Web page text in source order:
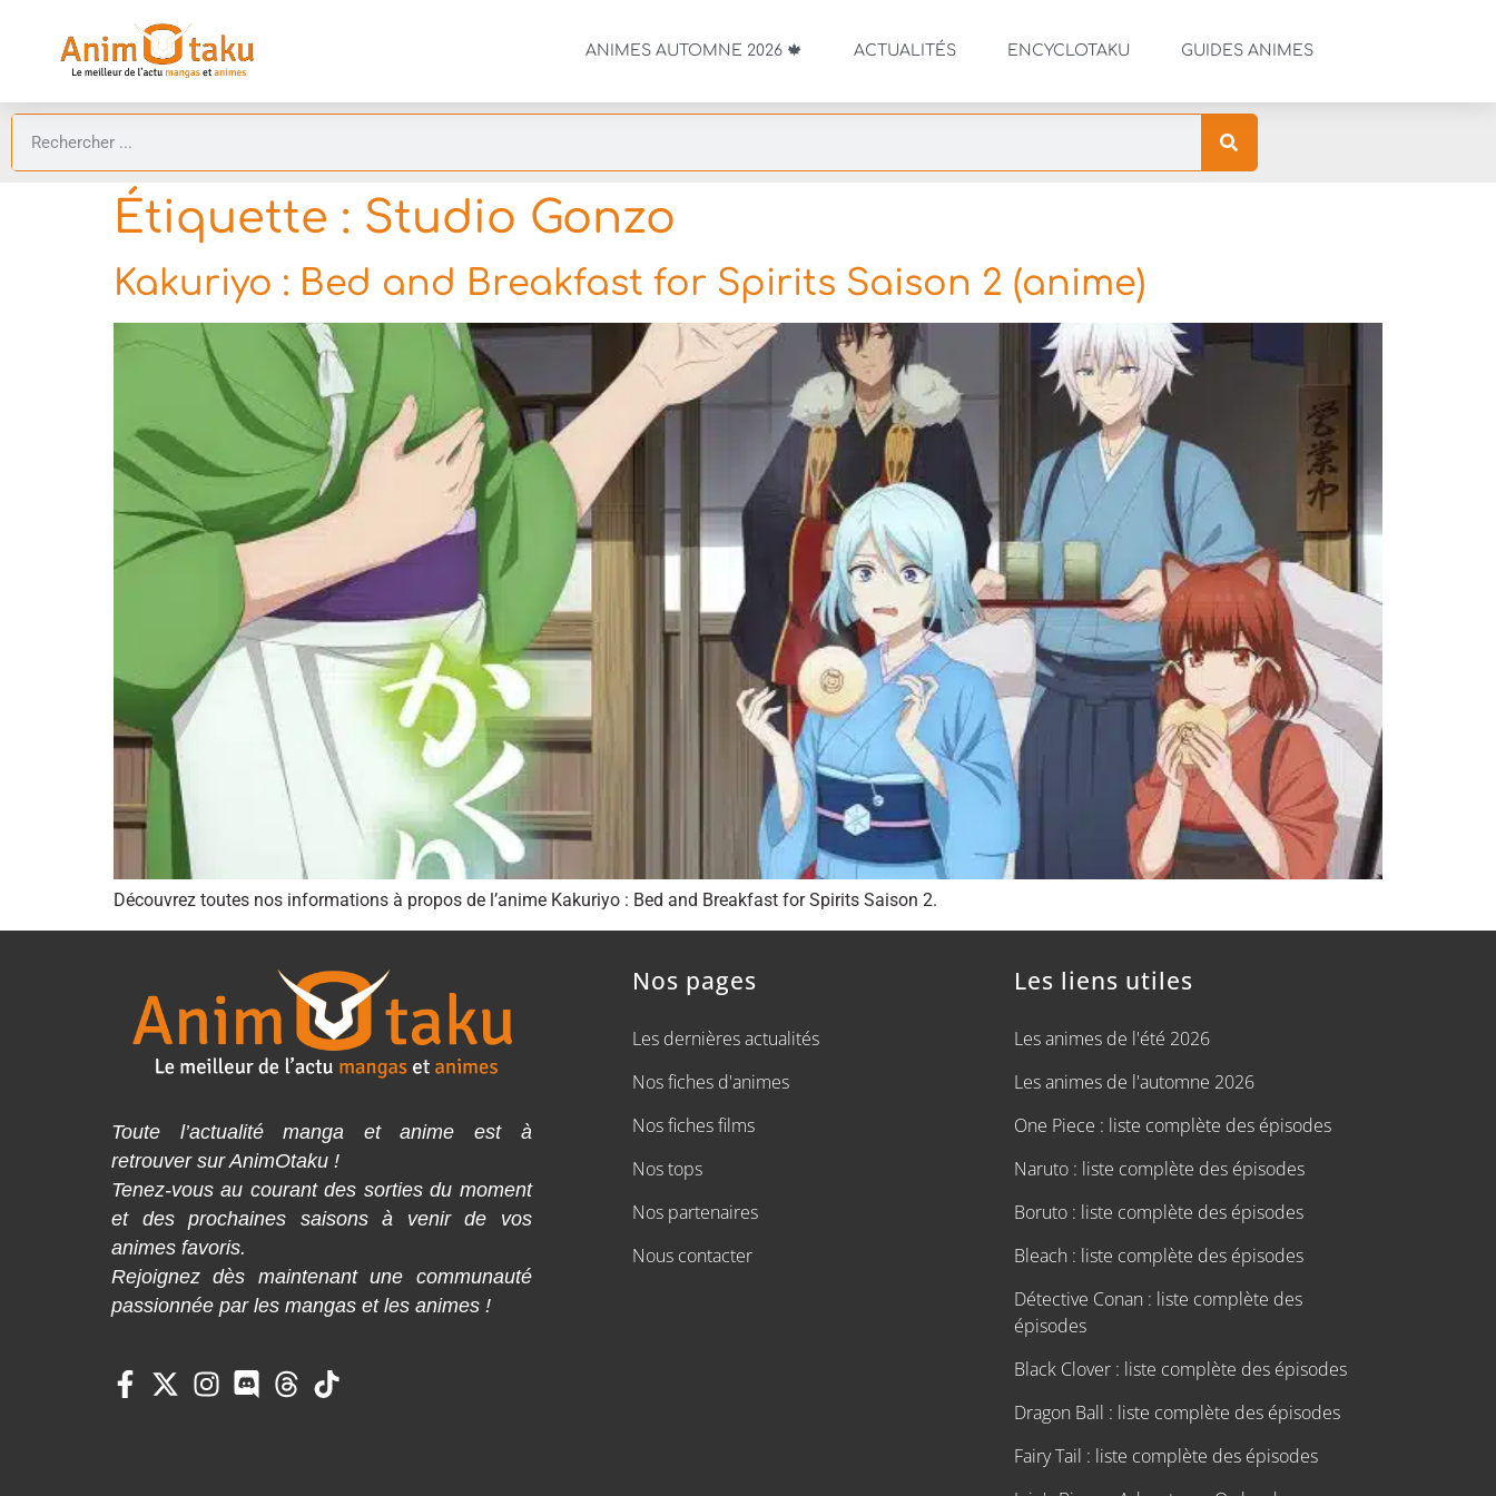
ANIMES AUTOMNE 2026 🍁 ACTUALITÉS ENCYCLOTAKU GUIDES ANIMES
Étiquette : Studio Gonzo
Kakuriyo : Bed and Breakfast for Spirits Saison 2 (anime)
Découvrez toutes nos informations à propos de l’anime Kakuriyo : Bed and Breakfast for Spirits Saison 2.
Toute l’actualité manga et anime est à
retrouver sur AnimOtaku !
Tenez-vous au courant des sorties du moment
et des prochaines saisons à venir de vos
animes favoris.
Rejoignez dès maintenant une communauté
passionnée par les mangas et les animes !
Nos pages
Les dernières actualités
Nos fiches d'animes
Nos fiches films
Nos tops
Nos partenaires
Nous contacter
Les liens utiles
Les animes de l'été 2026
Les animes de l'automne 2026
One Piece : liste complète des épisodes
Naruto : liste complète des épisodes
Boruto : liste complète des épisodes
Bleach : liste complète des épisodes
Détective Conan : liste complète des
épisodes
Black Clover : liste complète des épisodes
Dragon Ball : liste complète des épisodes
Fairy Tail : liste complète des épisodes